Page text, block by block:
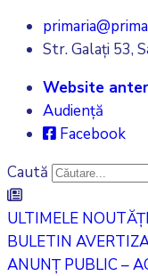
Str. Galați 53,
Website
Audiență
Facebook
Caută
ULTIMELE NOUTĂȚI
BULETIN
ANUNȚ PUBLIC –